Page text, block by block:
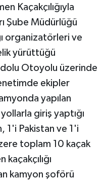
Kaçakçılığıyla
Şube Müdürlüğü
organizatörleri ve
yürüttüğü
Otoyolu üzerinde
ekipler
yapılan
giriş yaptığı
1'i Pakistan ve 1'i
toplam 10 kaçak
kamyon şoförü